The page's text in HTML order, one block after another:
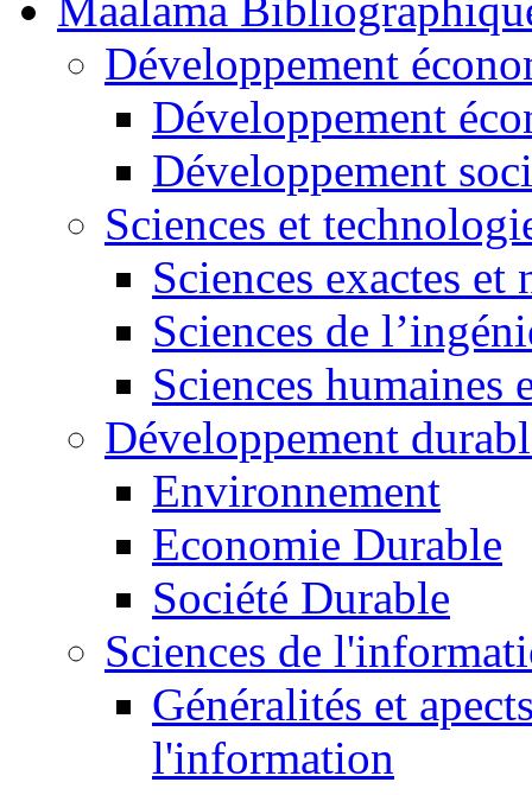
Maalama
Développement
Développement
Développement
Sciences et
Sciences exactes et
Sciences de
Sciences humaines
Développement
Environnement
Economie Durable
Société Durable
Sciences de
Généralités et
l'information